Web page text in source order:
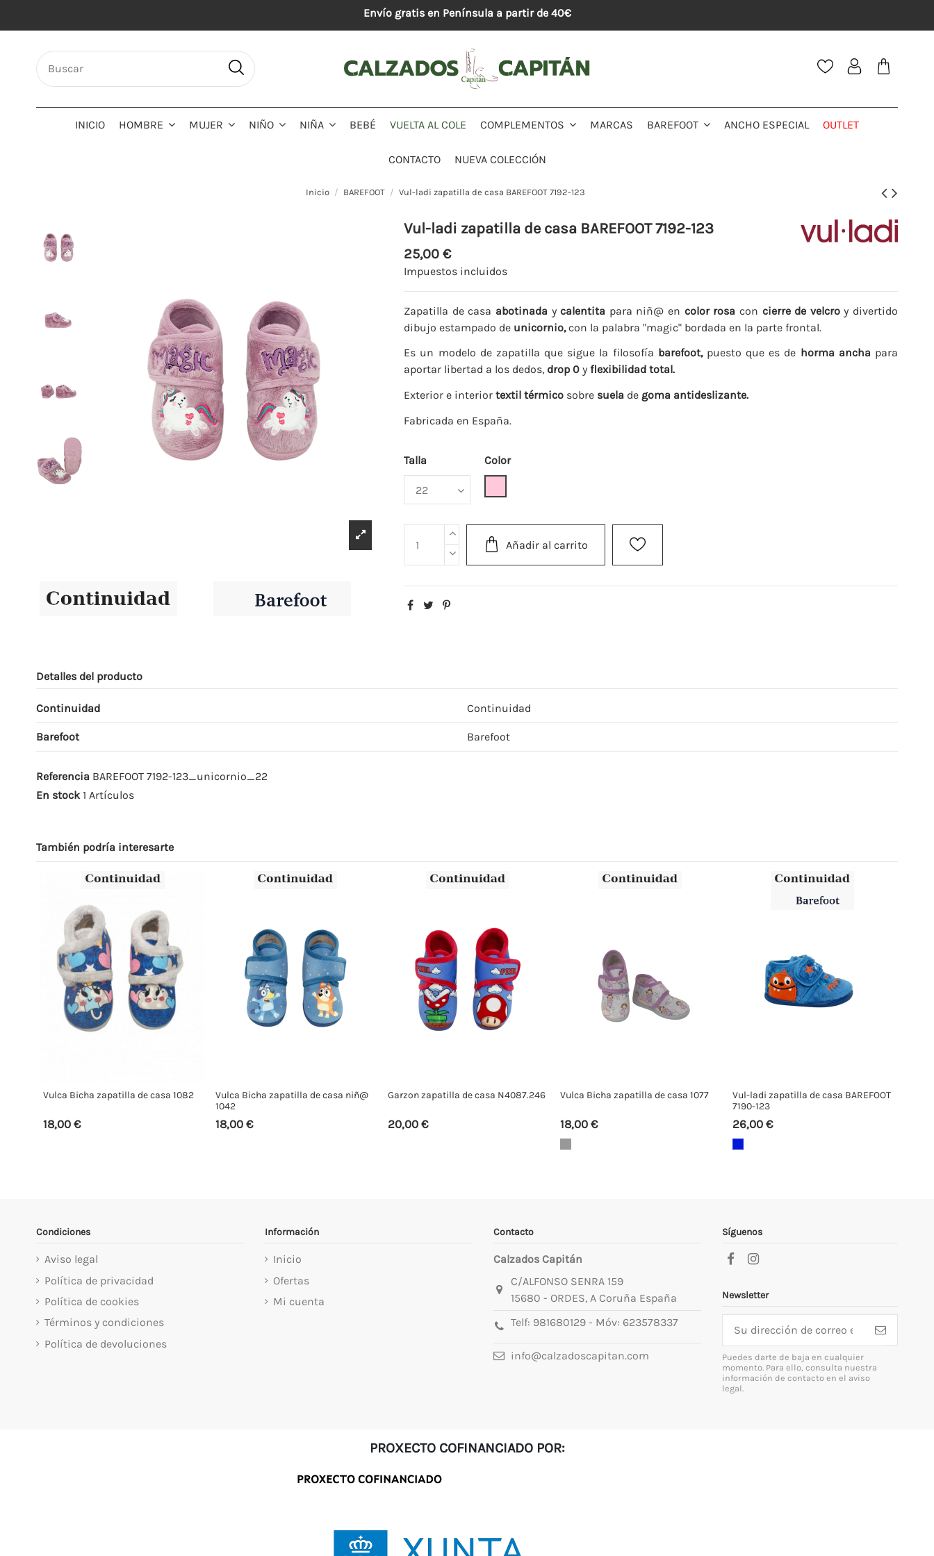
Envío gratis en Península a partir de 40€
INICIO HOMBRE MUJER NIÑO NIÑA BEBÉ VUELTA AL COLE COMPLEMENTOS MARCAS BAREFOOT ANCHO ESPECIAL OUTLET
CONTACTO NUEVA COLECCIÓN
Inicio BAREFOOT Vul-ladi zapatilla de casa BAREFOOT 7192-123
Vul-ladi zapatilla de casa BAREFOOT 7192-123
25,00 €
Impuestos incluidos
Zapatilla de casa abotinada ycalentita para niñ@ en color rosa con cierre de velcroy divertido
dibujo estampado de unicornio,con la palabra "magic" bordada en la parte frontal.
Es un modelo de zapatilla que sigue la filosofía barefoot,puesto que es de horma ancha para
aportar libertad a los dedos, drop 0 yflexibilidad total.
Exterior e interiortextil térmico sobre suela de goma antideslizante.
Fabricada en España.
Talla
Color
Añadir al carrito
Detalles del producto
Continuidad Continuidad
Barefoot Barefoot
Referencia BAREFOOT 7192-123_unicornio_22
En stock 1 Artículos
También podría interesarte
Vulca Bicha zapatilla de casa 1082
18,00 €
Vulca Bicha zapatilla de casa niñ@
1042
18,00 €
Garzon zapatilla de casa N4087.246
20,00 €
Vulca Bicha zapatilla de casa 1077
18,00 €
Vul-ladi zapatilla de casa BAREFOOT
7190-123
26,00 €
Condiciones
Aviso legal
Política de privacidad
Política de cookies
Términos y condiciones
Política de devoluciones
Información
Inicio
Ofertas
Mi cuenta
Contacto
Calzados Capitán
C/ALFONSO SENRA 159
15680 - ORDES, A Coruña España
Telf: 981680129- Móv: 623578337
info@calzadoscapitan.com
Síguenos
Newsletter
Puedes darte de baja en cualquier
momento. Para ello, consulta nuestra
información de contacto en el aviso
legal.
PROXECTO COFINANCIADO POR: